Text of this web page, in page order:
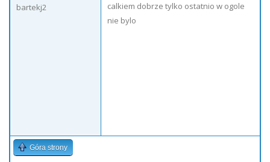
bartekj2
calkiem dobrze tylko ostatnio w ogole
nie bylo
Góra strony